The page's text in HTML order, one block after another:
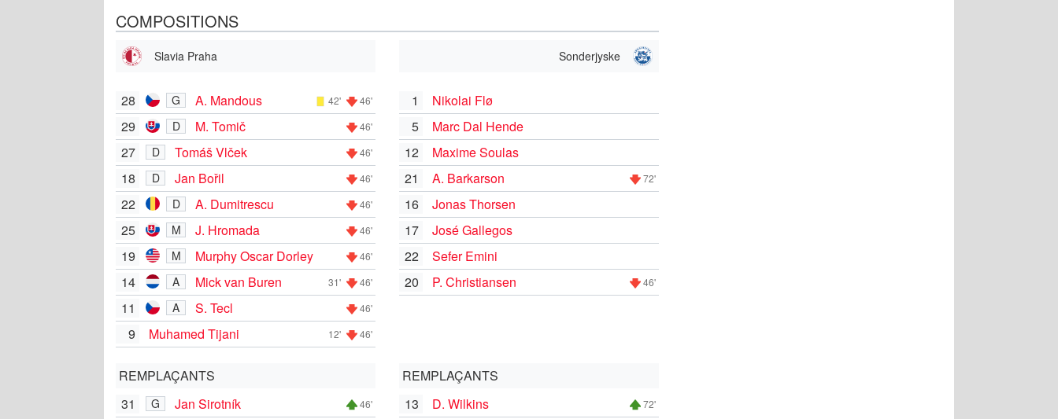
COMPOSITIONS
Slavia Praha
28 G A. Mandous 42' 46'
29 D M. Tomič 46'
27 D Tomáš Vlček 46'
18 D Jan Bořil 46'
22 D A. Dumitrescu 46'
25 M J. Hromada 46'
19 M Murphy Oscar Dorley 46'
14 A Mick van Buren 31' 46'
11 A S. Tecl 46'
9 Muhamed Tijani 12' 46'
REMPLAÇANTS
31
G Jan Sirotník 46'
Sonderjyske
1
Nikolai Flø
5
Marc Dal Hende
12
Maxime Soulas
21
A. Barkarson 72'
16
Jonas Thorsen
17
José Gallegos
22
Sefer Emini
20
P. Christiansen 46'
REMPLAÇANTS
13
D. Wilkins 72'